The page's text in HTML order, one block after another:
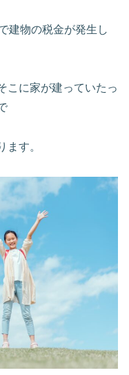
建物の税金が発生し
こに家が建っていたっ
ます。